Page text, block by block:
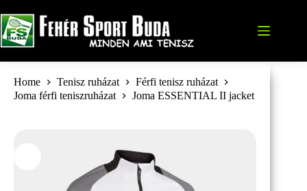
to
content
Home Tenisz ruházat
Férfi tenisz ruházat
Joma férfi teniszruházat
Joma ESSENTIAL II jacket